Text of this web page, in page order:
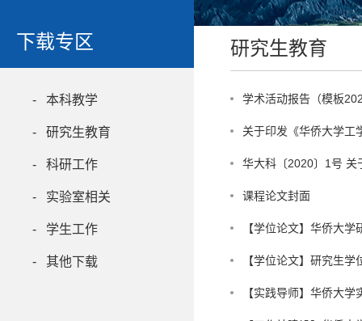
下载专区
- 本科教学
- 研究生教育
- 科研工作
- 实验室相关
- 学生工作
- 其他下载
研究生教育
学术活动报告（模板
关于印发《华侨大学工
华大科〔2020〕1号 关
课程论文封面
【学位论文】华侨大
【学位论文】研究生
【实践导师】华侨大